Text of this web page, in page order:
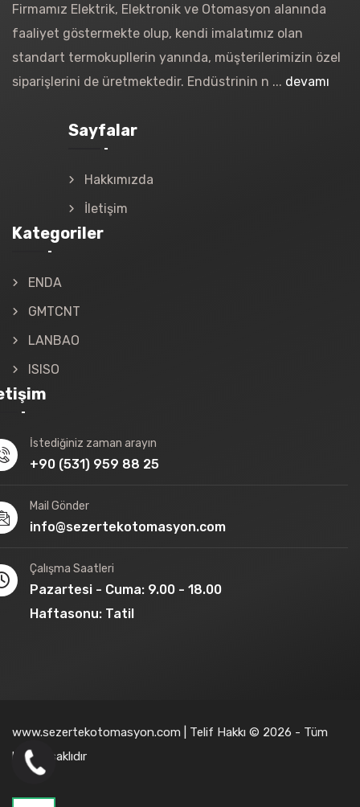
Firmamız Elektrik, Elektronik ve Otomasyon alanında
faaliyet göstermekte olup, kendi imalatımız olan
standart termokupllerin yanında, müşterilerimizin özel
siparişlerini de üretmektedir. Endüstrinin n ... devamı
Sayfalar
Hakkımızda
İletişim
Kategoriler
ENDA
GMTCNT
LANBAO
ISISO
İstediğiniz zaman arayın
+90 (531) 959 88 25
Mail Gönder
info@sezertekotomasyon.com
Çalışma Saatleri
Pazartesi - Cuma: 9.00 - 18.00
Haftasonu: Tatil
www.sezertekotomasyon.com | Telif Hakkı © 2026 - Tüm
hakları saklıdır